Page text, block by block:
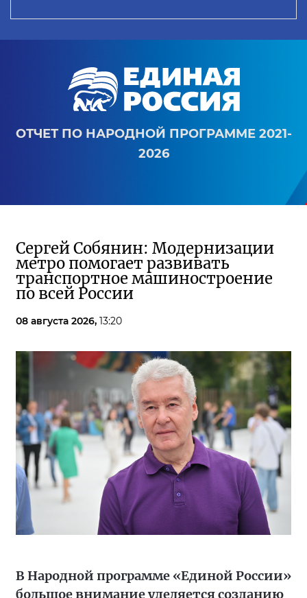
ОТЧЕТ ПО НАРОДНОЙ ПРОГРАММЕ 2021-
2026
Сергей Собянин: Модернизации
метро помогает развивать
транспортное машиностроение
по всей России
08 августа 2026, 13:20
В Народной программе «Единой России»
большое внимание уделяется созданию